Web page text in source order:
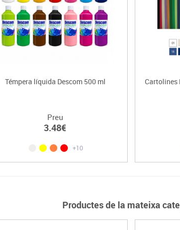
Témpera líquida Descom 500 ml
Preu
3.48€
+10
Cartolines
Productes de la mateixa